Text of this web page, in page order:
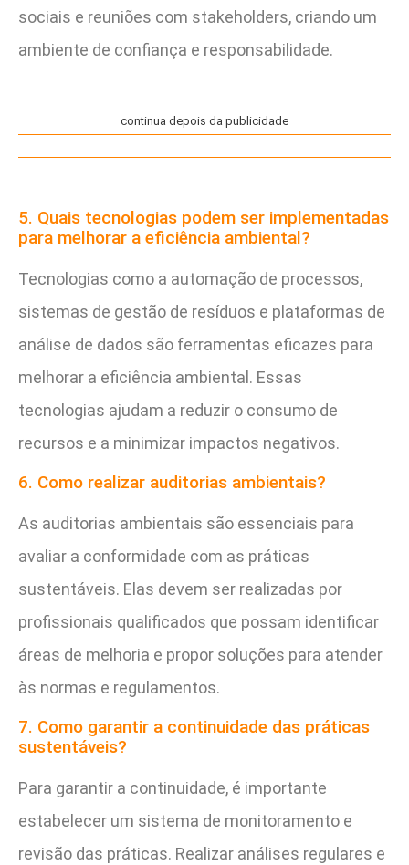
sociais e reuniões com stakeholders, criando um
ambiente de confiança e responsabilidade.
continua depois da publicidade
5. Quais tecnologias podem ser implementadas
para melhorar a eficiência ambiental?
Tecnologias como a automação de processos,
sistemas de gestão de resíduos e plataformas de
análise de dados são ferramentas eficazes para
melhorar a eficiência ambiental. Essas
tecnologias ajudam a reduzir o consumo de
recursos e a minimizar impactos negativos.
6. Como realizar auditorias ambientais?
As auditorias ambientais são essenciais para
avaliar a conformidade com as práticas
sustentáveis. Elas devem ser realizadas por
profissionais qualificados que possam identificar
áreas de melhoria e propor soluções para atender
às normas e regulamentos.
7. Como garantir a continuidade das práticas
sustentáveis?
Para garantir a continuidade, é importante
estabelecer um sistema de monitoramento e
revisão das práticas. Realizar análises regulares e